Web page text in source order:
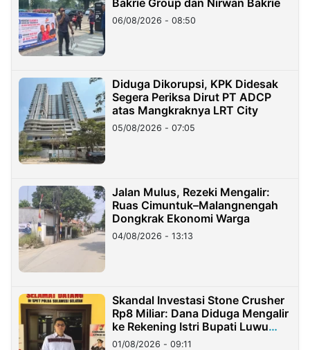
06/08/2026 - 08:50
Diduga Dikorupsi, KPK Didesak
Segera Periksa Dirut PT ADCP
atas Mangkraknya LRT City
05/08/2026 - 07:05
Jalan Mulus, Rezeki Mengalir:
Ruas Cimuntuk–Malangnengah
Dongkrak Ekonomi Warga
04/08/2026 - 13:13
Skandal Investasi Stone Crusher
Rp8 Miliar: Dana Diduga Mengalir
ke Rekening Istri Bupati Luwu
Timur
01/08/2026 - 09:11